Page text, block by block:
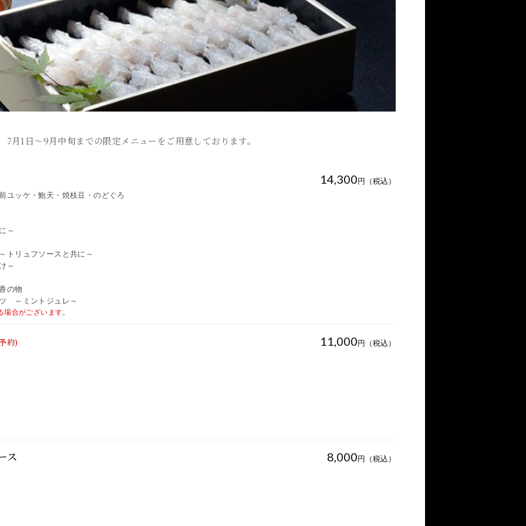
7月1日～9月中旬までの限定メニューをご用意しております。
14,300円（税込）
ッケ・鮑天・焼枝豆・のどぐろ
～
リュフソースと共に～
～
の物
～ミントジュレ～
合がございます。
11,000円（税込）
ス 8,000円（税込）